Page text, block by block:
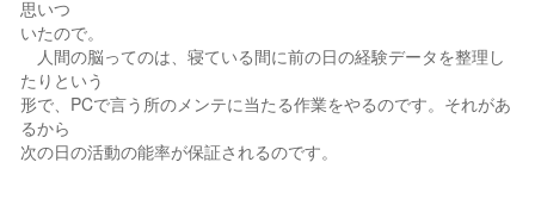
思いつ
いたので。
人間の脳ってのは、寝ている間に前の日の経験データを整理し
たりという
形で、PCで言う所のメンテに当たる作業をやるのです。それがあ
るから
次の日の活動の能率が保証されるのです。